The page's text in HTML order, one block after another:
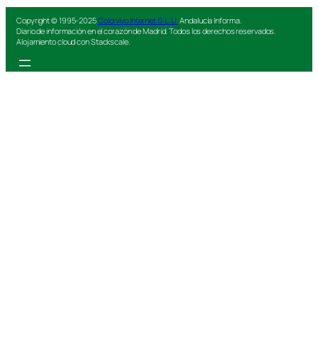
Copyright © 1995-2025Colorvivo Internet S.L.U. Andalucía Informa.
Diario de información en el corazón de Madrid. Todos los derechos reservados.
Alojamiento cloud con Stackscale.